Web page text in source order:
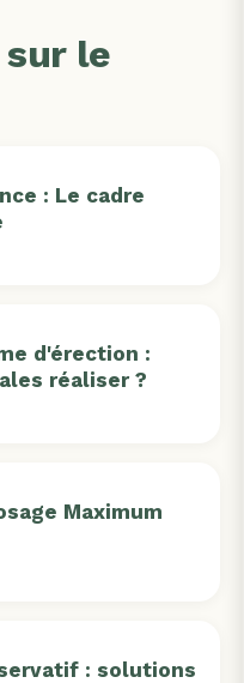
le
: Le cadre
d'érection :
réaliser ?
Maximum
: solutions